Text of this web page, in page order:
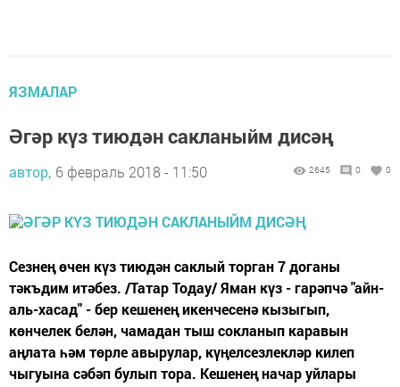
ЯЗМАЛАР
Әгәр күз тиюдән сакланыйм дисәң
автор, 6 февраль 2018 - 11:50 2645 0 0
Сезнең өчен күз тиюдән саклый торган 7 доганы
тәкъдим итәбез. /Татар Тодау/ Яман күз - гарәпчә "айн-
аль-хасад" - бер кешенең икенчесенә кызыгып,
көнчелек белән, чамадан тыш сокланып каравын
аңлата һәм төрле авырулар, күңелсезлекләр килеп
чыгуына сәбәп булып тора. Кешенең начар уйлары